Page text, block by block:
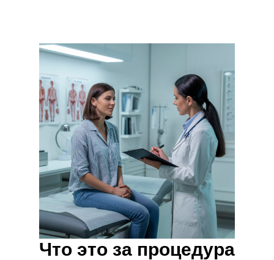
Что это за процедура